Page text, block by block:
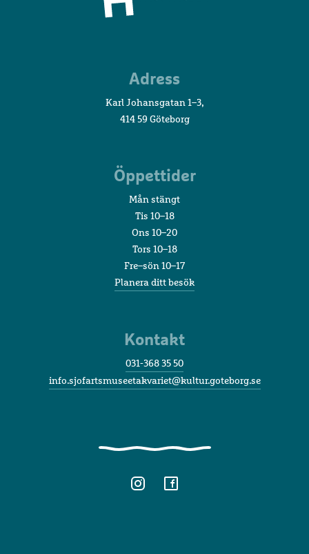
AkvarietAdress
Karl Johansgatan 1–3,
414 59 Göteborg
Öppettider
Mån stängt
Tis 10–18
Ons 10–20
Tors 10–18
Fre–sön 10–17
Planera ditt besök
Kontakt
031-368 35 50
info.sjofartsmuseetakvariet@kultur.goteborg.se